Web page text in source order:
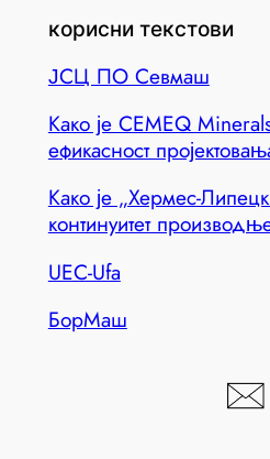
корисни текстови
ЈСЦ ПО Севмаш
Како је CEMEQ
ефикасност
Како је „Хермес-
континуитет
UEC-Ufa
БорМаш